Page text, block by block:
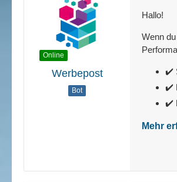
Online
Werbepost
Bot
Hallo!
Wenn
✔️
✔️
✔️
Mehr